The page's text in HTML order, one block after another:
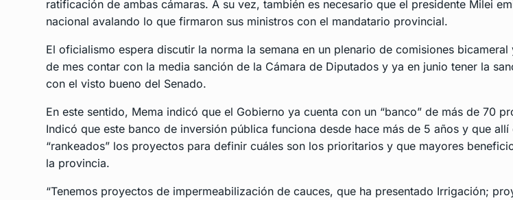
ratificación de ambas cámaras. A su vez, también es necesario que el presidente Milei
nacional avalando lo que firmaron sus ministros con el mandatario provincial.
El oficialismo espera discutir la norma la semana en un plenario de comisiones bicameral
de mes contar con la media sanción de la Cámara de Diputados y ya en junio tener la
con el visto bueno del Senado.
En este sentido, Mema indicó que el Gobierno ya cuenta con un “banco” de más de 70
Indicó que este banco de inversión pública funciona desde hace más de 5 años y que allí
“rankeados” los proyectos para definir cuáles son los prioritarios y que mayores
la provincia.
“Tenemos proyectos de impermeabilización de cauces, que ha presentado Irrigación;